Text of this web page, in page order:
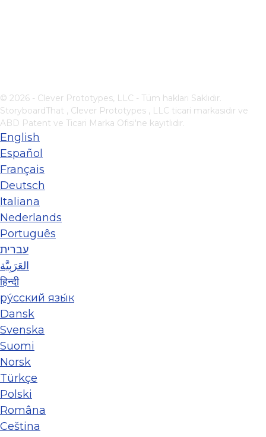
© 2026 - Clever Prototypes, LLC - Tüm hakları Saklıdır.
StoryboardThat , Clever Prototypes , LLC ticari markasıdır ve
ABD Patent ve Ticari Marka Ofisi'ne kayıtlıdır.
English
Español
Français
Deutsch
Italiana
Nederlands
Português
עברית
العَرَبِيَّة
हिन्दी
ру́сский язы́к
Dansk
Svenska
Suomi
Norsk
Türkçe
Polski
Româna
Ceština